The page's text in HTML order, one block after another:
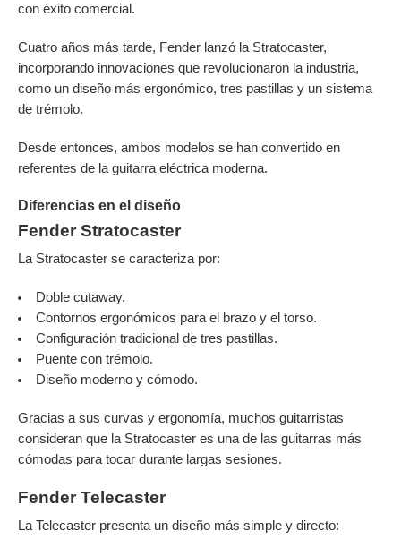
con éxito comercial.
Cuatro años más tarde, Fender lanzó la Stratocaster,
incorporando innovaciones que revolucionaron la industria,
como un diseño más ergonómico, tres pastillas y un sistema
de trémolo.
Desde entonces, ambos modelos se han convertido en
referentes de la guitarra eléctrica moderna.
Diferencias en el diseño
Fender Stratocaster
La Stratocaster se caracteriza por:
Doble cutaway.
Contornos ergonómicos para el brazo y el torso.
Configuración tradicional de tres pastillas.
Puente con trémolo.
Diseño moderno y cómodo.
Gracias a sus curvas y ergonomía, muchos guitarristas
consideran que la Stratocaster es una de las guitarras más
cómodas para tocar durante largas sesiones.
Fender Telecaster
La Telecaster presenta un diseño más simple y directo: